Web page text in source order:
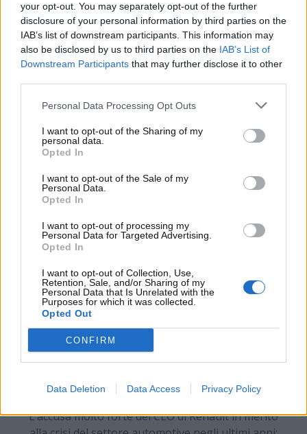
your opt-out. You may separately opt-out of the further
disclosure of your personal information by third parties on the
IAB’s list of downstream participants. This information may
also be disclosed by us to third parties on the IAB’s List of
Downstream Participants that may further disclose it to other
Personal Data Processing Opt Outs
I want to opt-out of the Sharing of my
personal data.
Opted In
I want to opt-out of the Sale of my
Personal Data.
Opted In
I want to opt-out of processing my
Personal Data for Targeted Advertising.
Opted In
I want to opt-out of Collection, Use,
Retention, Sale, and/or Sharing of my
Personal Data that Is Unrelated with the
Purposes for which it was collected.
Opted Out
CONFIRM
Data Deletion Data Access Privacy Policy
“Colpa della Germania”: le
parole del CEO
A formulare un pensiero molto accusatorio verso la
Germania, in merito alla crisi del settore
dell’automotive, è stato ilCEO del gruppo Renault,
regolamentazione dell’Ue degli ultimi due decenni è
stata un vero e proprio fallimento. Ora a livello
d’argento”– per mezzo delle auto elettriche – in
modo tale da risollevare le sorti del settore.
L’accusa molto forte del CEO di Renault in merito